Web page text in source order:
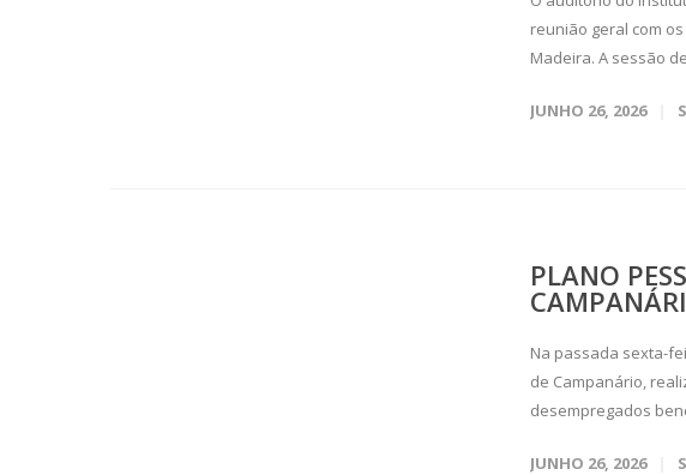
reunião geral com
Madeira. A sessão
JUNHO 26, 2026
PLANO
Na passada sexta-
de Campanário,
desempregados
JUNHO 26, 2026